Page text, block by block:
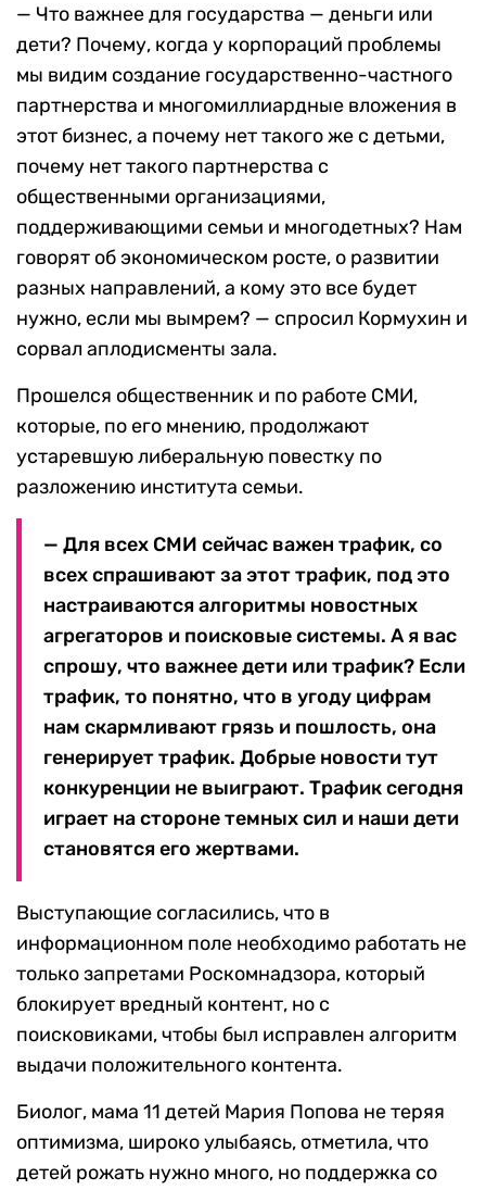
— Что важнее для государства — деньги или
дети? Почему, когда у корпораций проблемы
мы видим создание государственно-частного
партнерства и многомиллиардные вложения в
этот бизнес, а почему нет такого же с детьми,
почему нет такого партнерства с
общественными организациями,
поддерживающими семьи и многодетных? Нам
говорят об экономическом росте, о развитии
разных направлений, а кому это все будет
нужно, если мы вымрем? — спросил Кормухин и
сорвал аплодисменты зала.
Прошелся общественник и по работе СМИ,
которые, по его мнению, продолжают
устаревшую либеральную повестку по
разложению института семьи.
— Для всех СМИ сейчас важен трафик, со
всех спрашивают за этот трафик, под это
настраиваются алгоритмы новостных
агрегаторов и поисковые системы. А я вас
спрошу, что важнее дети или трафик? Если
трафик, то понятно, что в угоду цифрам
нам скармливают грязь и пошлость, она
генерирует трафик. Добрые новости тут
конкуренции не выиграют. Трафик сегодня
играет на стороне темных сил и наши дети
становятся его жертвами.
Выступающие согласились, что в
информационном поле необходимо работать не
только запретами Роскомнадзора, который
блокирует вредный контент, но с
поисковиками, чтобы был исправлен алгоритм
выдачи положительного контента.
Биолог, мама 11 детей Мария Попова не теряя
оптимизма, широко улыбаясь, отметила, что
детей рожать нужно много, но поддержка со